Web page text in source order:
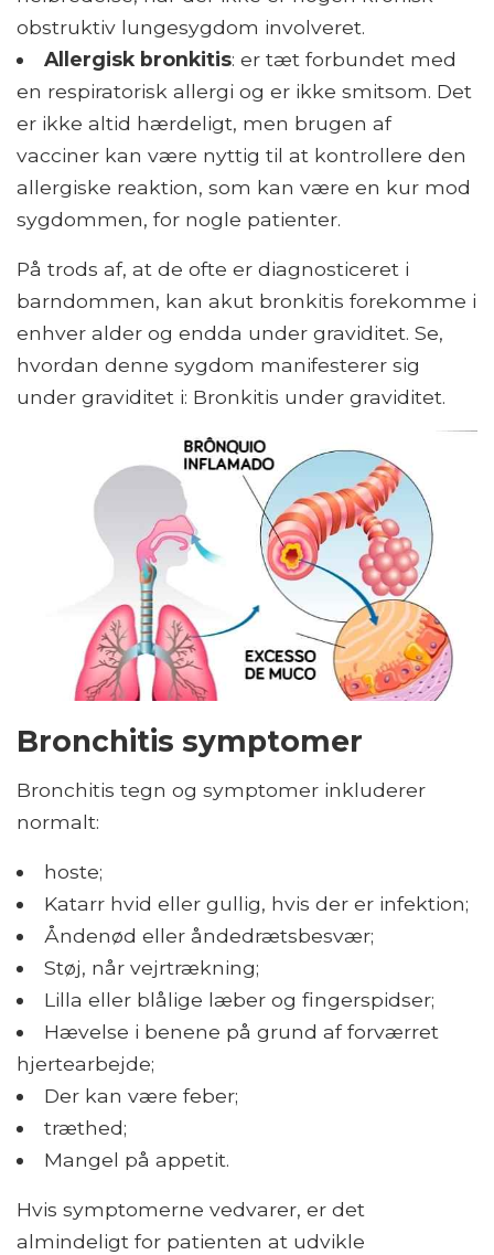
obstruktiv lungesygdom involveret.
Allergisk bronkitis: er tæt forbundet med
en respiratorisk allergi og er ikke smitsom. Det
er ikke altid hærdeligt, men brugen af ​​
vacciner kan være nyttig til at kontrollere den
allergiske reaktion, som kan være en kur mod
sygdommen, for nogle patienter.
På trods af, at de ofte er diagnosticeret i
barndommen, kan akut bronkitis forekomme i
enhver alder og endda under graviditet. Se,
hvordan denne sygdom manifesterer sig
under graviditet i: Bronkitis under graviditet.
Bronchitis symptomer
Bronchitis tegn og symptomer inkluderer
normalt:
hoste;
Katarr hvid eller gullig, hvis der er infektion;
Åndenød eller åndedrætsbesvær;
Støj, når vejrtrækning;
Lilla eller blålige læber og fingerspidser;
Hævelse i benene på grund af forværret
hjertearbejde;
Der kan være feber;
træthed;
Mangel på appetit.
Hvis symptomerne vedvarer, er det
almindeligt for patienten at udvikle